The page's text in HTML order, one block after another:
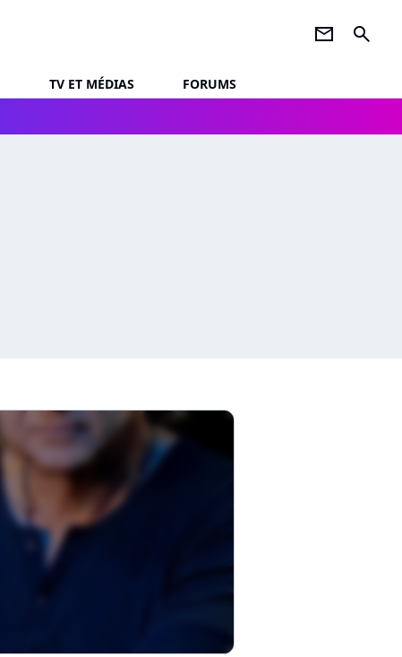
newsletter search
TV ET MÉDIAS
FORUMS